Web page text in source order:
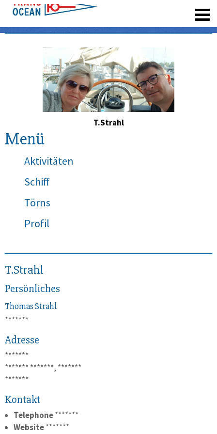
T.Strahl
Menü
Aktivitäten
Schiff
Törns
Profil
T.Strahl
Persönliches
ThomasStrahl
*******
Adresse
*******
******* *******, *******
*******
Kontakt
Telephone*******
Website*******